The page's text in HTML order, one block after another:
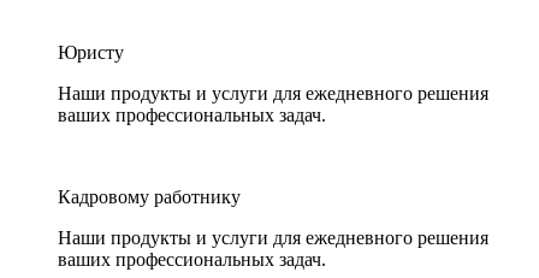
Юристу
Наши продукты и услуги для ежедневного решения
ваших профессиональных задач.
Кадровому работнику
Наши продукты и услуги для ежедневного решения
ваших профессиональных задач.